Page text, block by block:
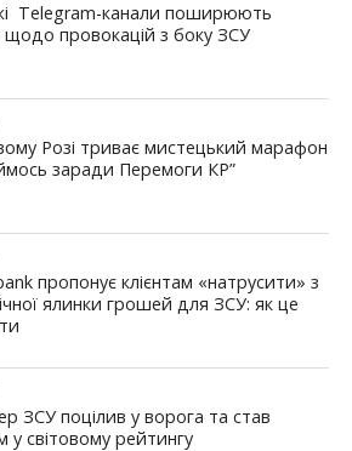
Telegram-канали поширюють
провокацій з боку ЗСУ
Розі триває мистецький марафон
заради Перемоги КР”
пропонує клієнтам «натрусити» з
ялинки грошей для ЗСУ: як це
ЗСУ поцілив у ворога та став
у світовому рейтингу